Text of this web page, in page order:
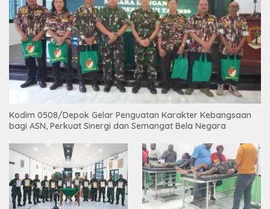
Kodim 0508/Depok Gelar Penguatan Karakter Kebangsaan
bagi ASN, Perkuat Sinergi dan Semangat Bela Negara